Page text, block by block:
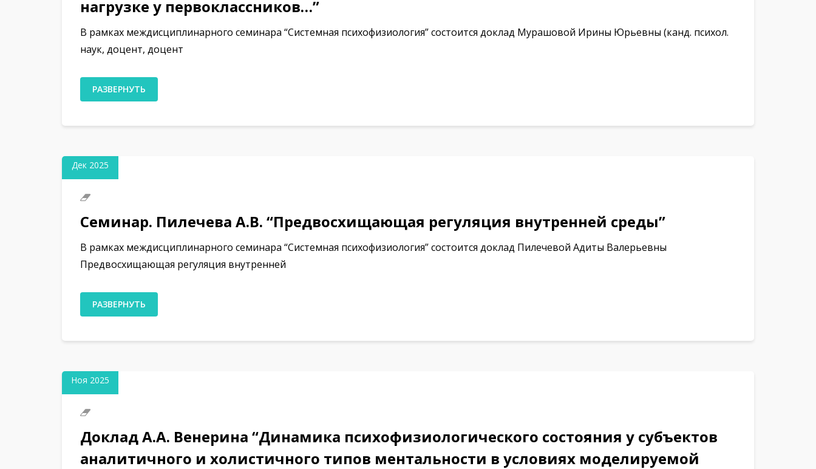
нагрузке у первоклассников…”
В рамках междисциплинарного семинара “Системная психофизиология” состоится доклад Мурашовой Ирины Юрьевны (канд. психол.
наук, доцент, доцент
РАЗВЕРНУТЬ
Дек 2025
Семинар. Пилечева А.В. “Предвосхищающая регуляция внутренней среды”
В рамках междисциплинарного семинара “Системная психофизиология” состоится доклад Пилечевой Адиты Валерьевны
Предвосхищающая регуляция внутренней
РАЗВЕРНУТЬ
Ноя 2025
Доклад А.А. Венерина “Динамика психофизиологического состояния у субъектов
аналитичного и холистичного типов ментальности в условиях моделируемой